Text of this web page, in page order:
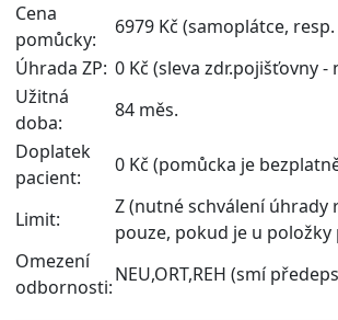
Cena
pomůcky:
6979 Kč (samoplátce,
Úhrada ZP: 0 Kč (sleva zdr.pojišťovny -
Užitná
doba:
84 měs.
Doplatek
pacient:
0 Kč (pomůcka je
Limit:
Z(nutné schválení úhrady
pouze, pokud je u
Omezení
odbornosti:
NEU,ORT,REH (smí